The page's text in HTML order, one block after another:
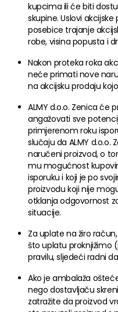
kupcima ili će biti
skupine. Uslovi
posebice trajanje
robe, visina popusta i
Nakon proteka roka
neće primati nove
na akcijsku prodaju
ALMY d.o.o. Zenica će
angažovati sve
primjerenom roku
slučaju da ALMY
naručeni proizvod, o
mu mogućnost
isporuku i koji je po
proizvodu koji nije
otklanja odgovornost
situacije.
Za uplate na žiro
što uplatu proknjižimo
pravilu, sljedeći radni
Ako je ambalaža
nego dostavljaču
zatražite da proizvod